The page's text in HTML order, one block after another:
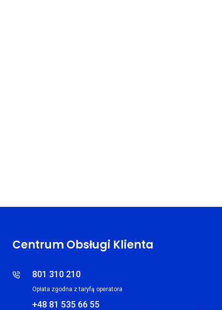
Centrum Obsługi Klienta
801 310 210
Opłata zgodna z taryfą operatora
+48 81 535 66 55